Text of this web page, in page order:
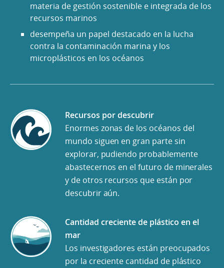
materia de gestión sostenible e integrada de los
recursos marinos
desempeña un papel destacado en la lucha
contra la contaminación marina y los
microplásticos en los océanos
Recursos por descubrir
Enormes zonas de los océanos del
mundo siguen en gran parte sin
explorar, pudiendo probablemente
abastecernos en el futuro de minerales
y de otros recursos que están por
descubrir aún.
Cantidad creciente de plástico en el
mar
Los investigadores están preocupados
por la creciente cantidad de plástico